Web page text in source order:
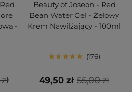
-
Beauty of Joseon - Red
Bean Water Gel - Żelowy
Krem Nawilżający - 100ml
176
55,00 zł
49,50 zł